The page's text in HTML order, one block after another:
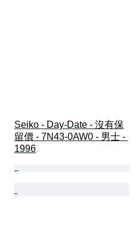
Seiko - Day-Date - 沒有保
留價 - 7N43-0AW0 - 男士 -
1996